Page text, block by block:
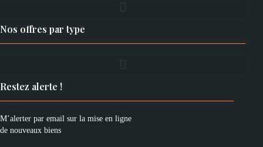
Nos offres par type
Restez alerte !
M’alerter par email sur la mise en ligne
de nouveaux biens